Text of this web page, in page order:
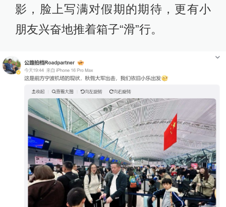
影，脸上写满对假期的期待，更有小
朋友兴奋地推着箱子“滑”行。